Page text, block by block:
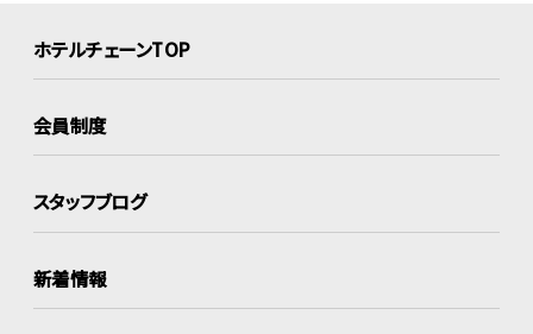
ホテルチェーンTOP
会員制度
スタッフブログ
新着情報